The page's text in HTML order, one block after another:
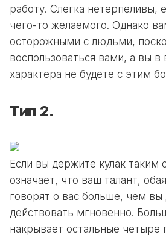
работу. Слегка нетерпеливы,
чего-то желаемого. Однако
осторожными с людьми,
воспользоваться вами, а вы в
характера не будете с этим
Тип 2.
Если вы держите кулак таким
означает, что ваш талант,
говорят о вас больше, чем
действовать мгновенно.
накрывает остальные четыре